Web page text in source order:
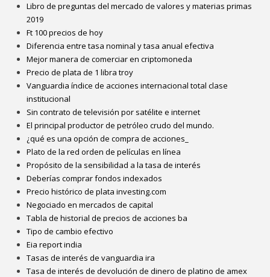
Libro de preguntas del mercado de valores y materias primas
2019
Ft 100 precios de hoy
Diferencia entre tasa nominal y tasa anual efectiva
Mejor manera de comerciar en criptomoneda
Precio de plata de 1 libra troy
Vanguardia índice de acciones internacional total clase
institucional
Sin contrato de televisión por satélite e internet
El principal productor de petróleo crudo del mundo.
¿qué es una opción de compra de acciones_
Plato de la red orden de películas en línea
Propósito de la sensibilidad a la tasa de interés
Deberías comprar fondos indexados
Precio histórico de plata investing.com
Negociado en mercados de capital
Tabla de historial de precios de acciones ba
Tipo de cambio efectivo
Eia report india
Tasas de interés de vanguardia ira
Tasa de interés de devolución de dinero de platino de amex